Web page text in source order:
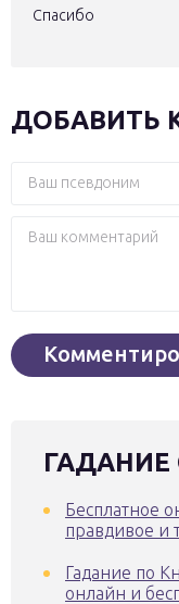
Спасибо
ДОБАВИТЬ
Бесплатное
правдивое и
Гадание по
онлайн и